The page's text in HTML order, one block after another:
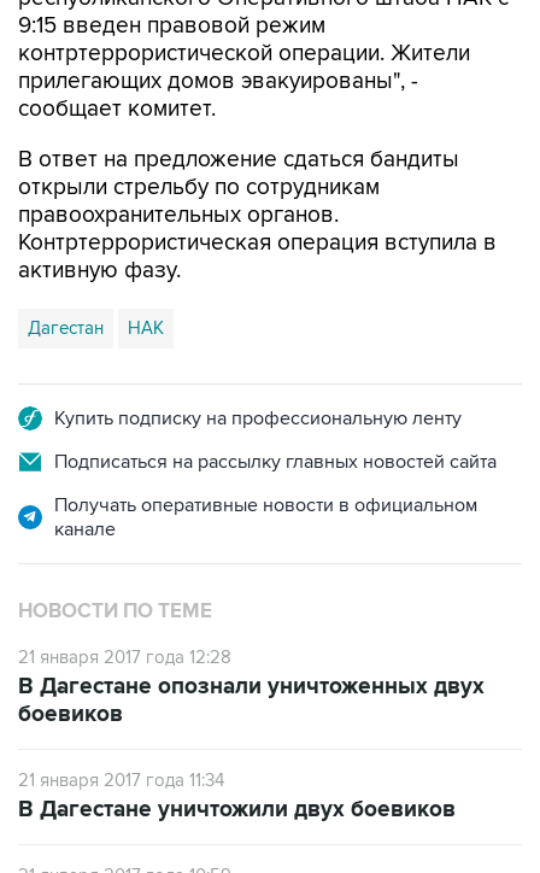
прилегающих домов эвакуированы", -
сообщает комитет.
В ответ на предложение сдаться бандиты
правоохранительных органов.
Контртеррористическая операция вступила в
активную фазу.
Дагестан НАК
Подписаться на рассылку главных новостей сайта
Получать оперативные новости в официальном
НОВОСТИ ПО ТЕМЕ
21 января 2017 года 12:28
боевиков
21 января 2017 года 10:59